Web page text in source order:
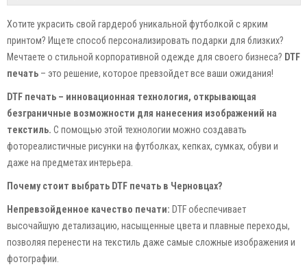
Хотите украсить свой гардероб уникальной футболкой с ярким
принтом? Ищете способ персонализировать подарки для близких?
Мечтаете о стильной корпоративной одежде для своего бизнеса? DTF
печать – это решение, которое превзойдет все ваши ожидания!
DTF печать – инновационная технология, открывающая
безграничные возможности для нанесения изображений на
текстиль. С помощью этой технологии можно создавать
фотореалистичные рисунки на футболках, кепках, сумках, обуви и
даже на предметах интерьера.
Почему стоит выбрать DTF печать в Черновцах?
Непревзойденное качество печати: DTF обеспечивает
высочайшую детализацию, насыщенные цвета и плавные переходы,
позволяя перенести на текстиль даже самые сложные изображения и
фотографии.